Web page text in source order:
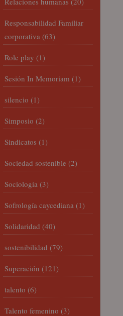
Responsabilidad Familiar
corporativa (63)
Role play (1)
Sesión In Memoriam (1)
silencio (1)
Simposio (2)
Sindicatos (1)
Sociedad sostenible (2)
Sociología (3)
Sofrología caycediana (1)
Solidaridad (40)
sostenibilidad (79)
Superación (121)
talento (6)
Talento femenino (3)